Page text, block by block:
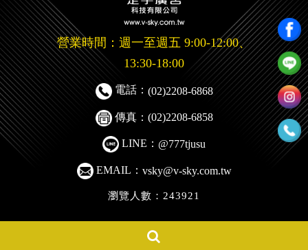
營業時間：週一至週五 9:00-12:00、
13:30-18:00
電話： (02)2208-6868
傳真：(02)2208-6858
LINE： @777tjusu
EMAIL： vsky@v-sky.com.tw
瀏覽人數：243921